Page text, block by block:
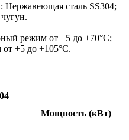
сталь SS304;
режим от +5 до +70°C;
+5 до +105°C.
Мощность (кВт)